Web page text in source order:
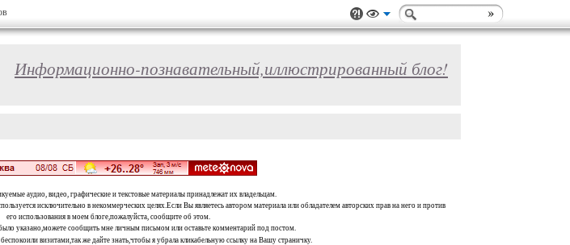
Информационно-познавательный,иллюстрированный блог!
аудио, видео, графические и текстовые материалы принадлежат их владельцам.
исключительно в некоммерческих целях.Если Вы являетесь автором материала или обладателем авторских прав на него и против
его использования в моем блоге,пожалуйста, сообщите об этом.
указано,можете сообщить мне личным письмом или оставьте комментарий под постом.
визитами,так же дайте знать,чтобы я убрала кликабельную ссылку на Вашу страничку.